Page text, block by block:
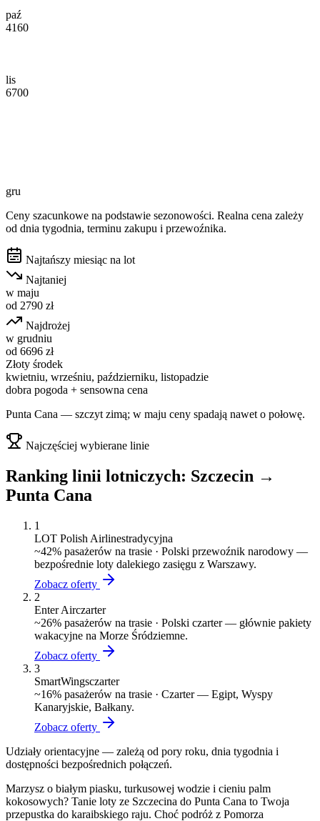
paź
4160
lis
6700
gru
Ceny szacunkowe na podstawie sezonowości. Realna cena zależy
od dnia tygodnia, terminu zakupu i przewoźnika.
Najtańszy miesiąc na lot
Najtaniej
w maju
od 2790 zł
Najdrożej
w grudniu
od 6696 zł
Złoty środek
kwietniu, wrześniu, październiku, listopadzie
dobra pogoda + sensowna cena
Punta Cana — szczyt zimą; w maju ceny spadają nawet o połowę.
Najczęściej wybierane linie
Ranking linii lotniczych: Szczecin →
Punta Cana
1
LOT Polish Airlinestradycyjna
~42% pasażerów na trasie · Polski przewoźnik narodowy —
bezpośrednie loty dalekiego zasięgu z Warszawy.
Zobacz oferty
2
Enter Airczarter
~26% pasażerów na trasie · Polski czarter — głównie pakiety
wakacyjne na Morze Śródziemne.
Zobacz oferty
3
SmartWingsczarter
~16% pasażerów na trasie · Czarter — Egipt, Wyspy
Kanaryjskie, Bałkany.
Zobacz oferty
Udziały orientacyjne — zależą od pory roku, dnia tygodnia i
dostępności bezpośrednich połączeń.
Marzysz o białym piasku, turkusowej wodzie i cieniu palm
kokosowych? Tanie loty ze Szczecina do Punta Cana to Twoja
przepustka do karaibskiego raju. Choć podróż z Pomorza